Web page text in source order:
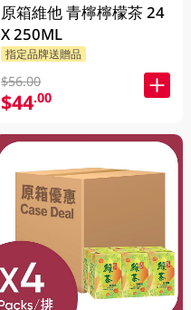
原箱維他 青檸檸檬茶 24
X 250ML
指定品牌送贈品
$56.00
$44.00